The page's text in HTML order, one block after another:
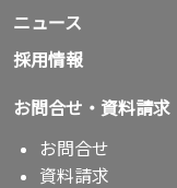
ニュース
採用情報
お問合せ・資料請求
お問合せ
資料請求